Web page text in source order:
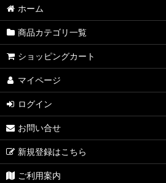
ホーム
商品カテゴリ一覧
ショッピングカート
マイページ
ログイン
お問い合せ
新規登録はこちら
ご利用案内